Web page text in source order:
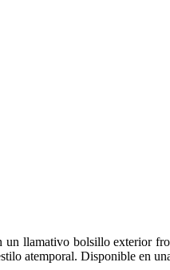
llamativo bolsillo exterior
atemporal. Disponible en